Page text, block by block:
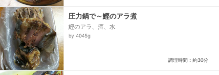
圧力鍋で～鰹のアラ煮
鰹のアラ、酒、水
by 4045g
調理時間：約30分